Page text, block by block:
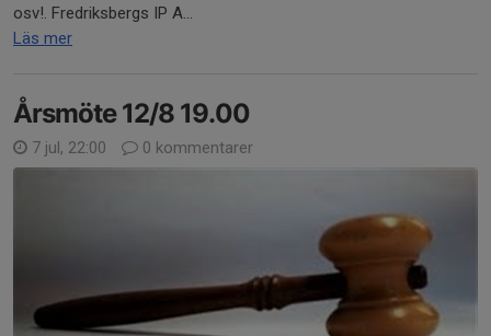
osv!. Fredriksbergs IP A...
Läs mer
Årsmöte 12/8 19.00
7 jul, 22:00 0 kommentarer